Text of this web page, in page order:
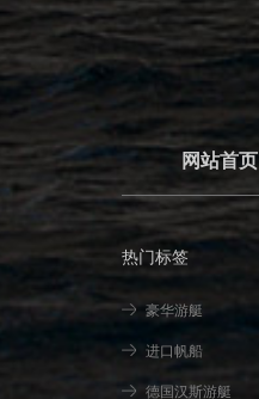
网站首页
热门标签
豪华游艇
进口帆船
德国汉斯游艇